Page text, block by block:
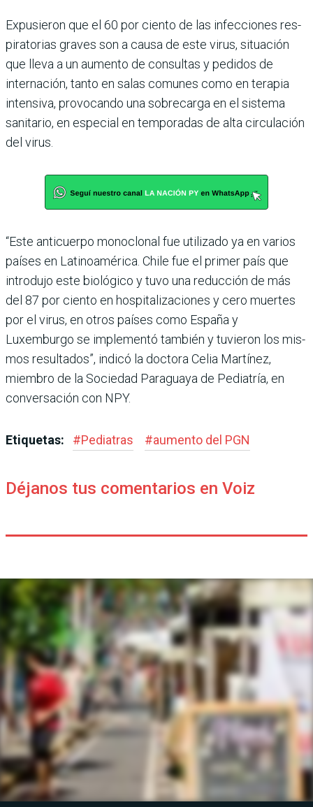
Expusieron que el 60 por ciento de las infecciones res­
piratorias graves son a causa de este virus, situación
que lleva a un aumento de consul­tas y pedidos de
internación, tanto en salas comunes como en terapia
intensiva, provo­cando una sobrecarga en el sistema
sanitario, en especial en temporadas de alta circu­lación
del virus.
“Este anticuerpo monoclonal fue utilizado ya en varios
paí­ses en Latinoamérica. Chile fue el primer país que
intro­dujo este biológico y tuvo una reducción de más
del 87 por ciento en hospitalizaciones y cero muertes
por el virus, en otros países como España y
Luxemburgo se implementó también y tuvieron los mis­
mos resultados”, indicó la doctora Celia Martínez,
miembro de la Sociedad Para­guaya de Pediatría, en
con­versación con NPY.
Etiquetas: #Pediatras #aumento del PGN
Déjanos tus comentarios en Voiz